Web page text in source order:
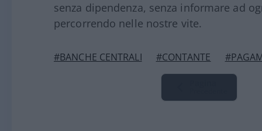
senza dipendenza, senza informare ad
percorrendo nelle nostre vite.
#BANCHE CENTRALI #CONTANTE